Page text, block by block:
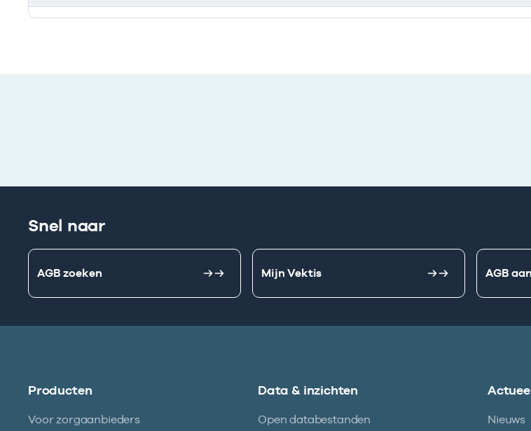
Deze onderneming heeft een relatie met de volgende ondernemingen
Snel naar
AGB zoeken Mijn Vektis AGB
Producten
Voor zorgaanbieders
Data & inzichten
Open databestanden
Nieuws